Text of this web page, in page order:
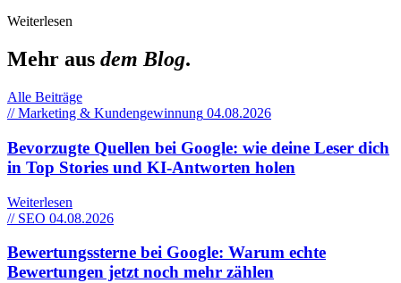
Weiterlesen
Mehr aus dem Blog.
Alle Beiträge
// Marketing & Kundengewinnung 04.08.2026
Bevorzugte Quellen bei Google: wie deine Leser dich
in Top Stories und KI-Antworten holen
Weiterlesen
// SEO 04.08.2026
Bewertungssterne bei Google: Warum echte
Bewertungen jetzt noch mehr zählen